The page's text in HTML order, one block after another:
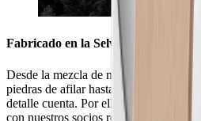
Fabricado en la Selva Negra
Desde la mezcla de materiales
piedras de afilar hasta los bordes del
detalle cuenta. Por ello, fabricamos
con nuestros socios regionales en la